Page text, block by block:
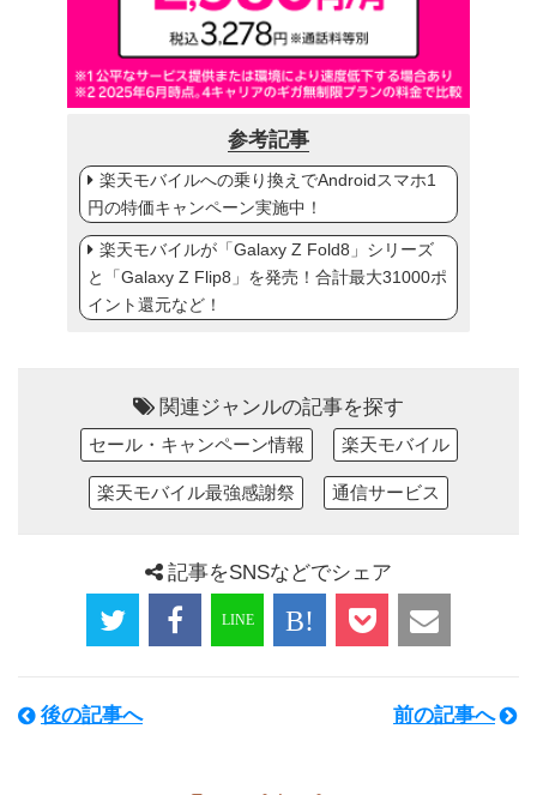
参考記事
楽天モバイルへの乗り換えでAndroidスマホ1
円の特価キャンペーン実施中！
楽天モバイルが「Galaxy Z Fold8」シリーズ
と「Galaxy Z Flip8」を発売！合計最大31000ポ
イント還元など！
関連ジャンルの記事を探す
セール・キャンペーン情報 楽天モバイル
楽天モバイル最強感謝祭 通信サービス
記事をSNSなどでシェア
後の記事へ 前の記事へ